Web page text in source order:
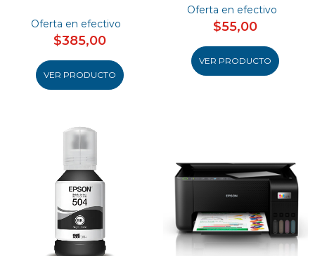
Oferta en efectivo
$385,00
VER PRODUCTO
Oferta en efectivo
$55,00
VER PRODUCTO